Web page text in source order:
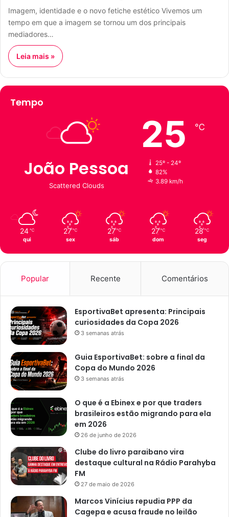
Imagem, identidade e o novo fetiche estético Vivemos um
tempo em que a imagem se tornou um dos principais
mediadores…
Leia mais »
Tempo
João Pessoa
Scattered Clouds
25 ℃
25º - 24º
82%
3.89 km/h
24 ℃
qui
27 ℃
sex
27 ℃
sáb
27 ℃
dom
28 ℃
seg
Popular Recente Comentários
EsportivaBet apresenta: Principais
curiosidades da Copa 2026
3 semanas atrás
Guia EsportivaBet: sobre a final da
Copa do Mundo 2026
3 semanas atrás
O que é a Ebinex e por que traders
brasileiros estão migrando para ela
em 2026
26 de junho de 2026
Clube do livro paraibano vira
destaque cultural na Rádio Parahyba
FM
27 de maio de 2026
Marcos Vinícius repudia PPP da
Cagepa e acusa fraude no leilão